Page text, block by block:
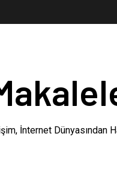
İnternet Dünyasından